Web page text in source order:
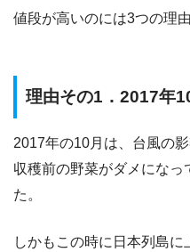
値段が高いのには3つの理
理由その1．2017年
2017年の10月は、台風の
収穫前の野菜がダメになっ
た。
しかもこの時に日本列島